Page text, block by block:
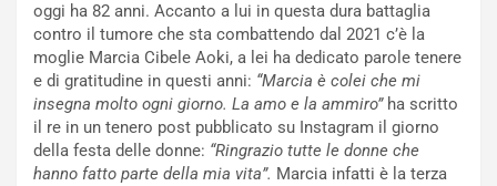
oggi ha 82 anni. Accanto a lui in questa dura battaglia
contro il tumore che sta combattendo dal 2021 c’è la
moglie Marcia Cibele Aoki, a lei ha dedicato parole tenere
e di gratitudine in questi anni: “Marcia è colei che mi
insegna molto ogni giorno. La amo e la ammiro”ha scritto
il re in un tenero post pubblicato su Instagram il giorno
della festa delle donne: “Ringrazio tutte le donne che
hanno fatto parte della mia vita”. Marcia infatti è la terza